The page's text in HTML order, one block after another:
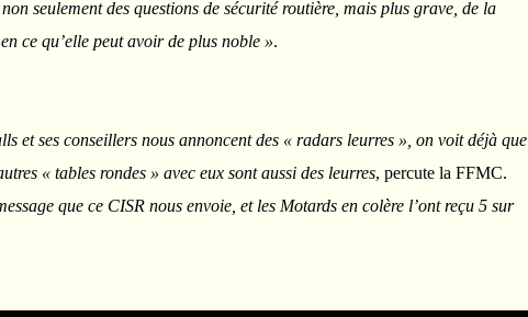
seulement des questions de sécurité routière, mais plus grave, de la
ce qu’elle peut avoir de plus noble ».
et ses conseillers nous annoncent des « radars leurres », on voit déjà que
« tables rondes » avec eux sont aussi des leurres, percute la FFMC.
que ce CISR nous envoie, et les Motards en colère l’ont reçu 5 sur